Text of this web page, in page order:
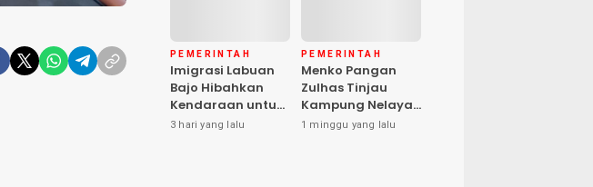
PEMERINTAH
Imigrasi Labuan
Bajo Hibahkan
Kendaraan untuk
Lima Desa Cegah
3 hari yang lalu
PEMERINTAH
Menko Pangan
Zulhas Tinjau
Kampung Nelayan
Modern Warloka,
1 minggu yang lalu